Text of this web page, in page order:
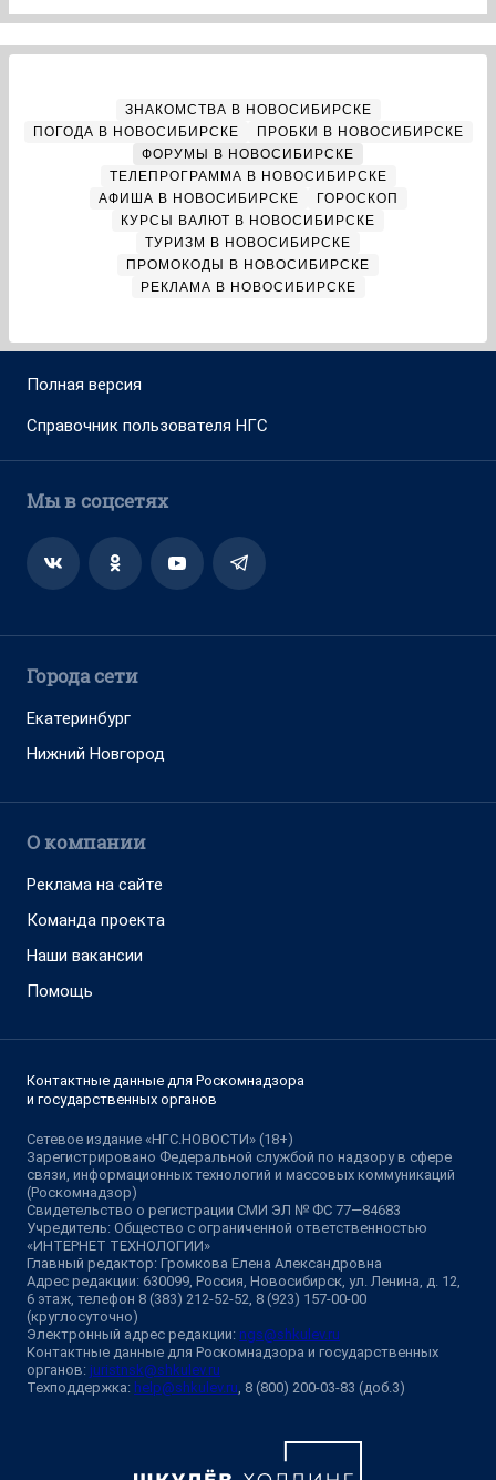
ЗНАКОМСТВА В НОВОСИБИРСКЕ
ПОГОДА В НОВОСИБИРСКЕ
ПРОБКИ В НОВОСИБИРСКЕ
ФОРУМЫ В НОВОСИБИРСКЕ
ТЕЛЕПРОГРАММА В НОВОСИБИРСКЕ
АФИША В НОВОСИБИРСКЕ
ГОРОСКОП
КУРСЫ ВАЛЮТ В НОВОСИБИРСКЕ
ТУРИЗМ В НОВОСИБИРСКЕ
ПРОМОКОДЫ В НОВОСИБИРСКЕ
РЕКЛАМА В НОВОСИБИРСКЕ
Полная версия
Справочник пользователя НГС
Мы в соцсетях
Города сети
Екатеринбург
Нижний Новгород
О компании
Реклама на сайте
Команда проекта
Наши вакансии
Помощь
Контактные данные для Роскомнадзора
и государственных органов
Сетевое издание «НГС.НОВОСТИ» (18+)
Зарегистрировано Федеральной службой по надзору в сфере
связи, информационных технологий и массовых коммуникаций
(Роскомнадзор)
Свидетельство о регистрации СМИ ЭЛ № ФС 77—84683
Учредитель: Общество с ограниченной ответственностью
«ИНТЕРНЕТ ТЕХНОЛОГИИ»
Главный редактор: Громкова Елена Александровна
Адрес редакции: 630099, Россия, Новосибирск, ул. Ленина, д. 12,
6 этаж, телефон 8 (383) 212-52-52, 8 (923) 157-00-00
(круглосуточно)
Электронный адрес редакции: ngs@shkulev.ru
Контактные данные для Роскомнадзора и государственных
органов: juristnsk@shkulev.ru
Техподдержка: help@shkulev.ru, 8 (800) 200-03-83 (доб.3)